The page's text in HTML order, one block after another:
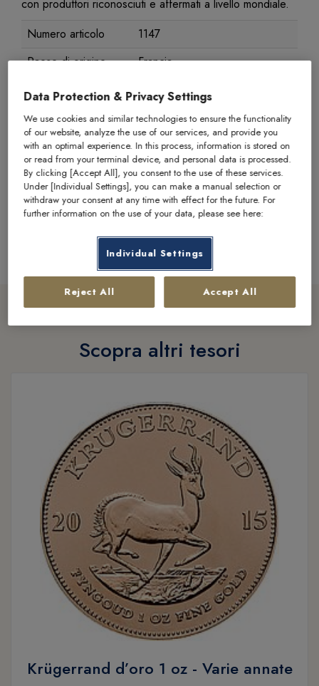
con produttori riconosciuti e affermati a livello mondiale.
Numero articolo
1147
Paese di origine
Francia
Spessore
1,3 mm
Diametro
21,2 mm
Peso lordo
6,45 g
Peso fino
5,81 g
Finezza
900
Scopra altri tesori
Krügerrand d’oro 1 oz - Varie annate
Data Protection & Privacy Settings
We use cookies and similar technologies to ensure the functionality
of our website, analyze the use of our services, and provide you
with an optimal experience. In this process, information is stored on
or read from your terminal device, and personal data is processed.
By clicking [Accept All], you consent to the use of these services.
Under [Individual Settings], you can make a manual selection or
withdraw your consent at any time with effect for the future. For
further information on the use of your data, please see here:
Individual Settings
Reject All Accept All